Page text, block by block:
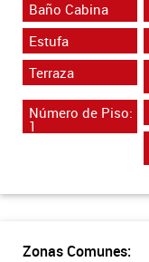
Baño Cabina
Estufa
Terraza
Número de Piso:
1
Zonas Comunes: